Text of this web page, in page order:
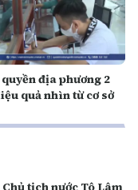
địa phương 2
quả nhìn từ cơ sở
tịch nước Tô Lâm